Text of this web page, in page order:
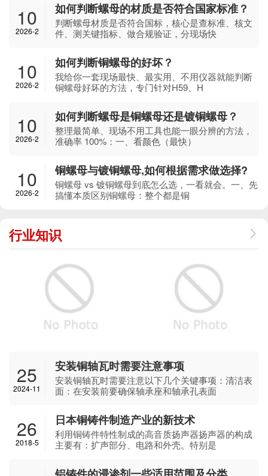
10
2026-2
如何判断螺母的材质是否符合国家标准？
判断螺母材质是否符合国标，核心是查标准、核文
件、测关键指标、做合规验证，分现场快
10
2026-2
如何判断铜螺母的好坏？
我给你一套现场最快、最实用、不用仪器就能判断
铜螺母好坏的方法，专门针对H59、H
10
2026-2
如何判断螺母是铜螺母还是镀铜螺母？
整理最简单、现场不用工具也能一眼分辨的方法，
准确率 100%：一、看颜色（最快）
10
2026-2
铜螺母与镀铜螺母,如何根据需求做选择?
铜螺母 vs 镀铜螺母到底怎么选，一看就会。一、先
搞懂本质区别铜螺母：整个都是铜
行业知识
25
2024-11
安装铜轴瓦时需要注意事项
安装铜轴瓦时需要注意以下几个关键事项：清洁表
面：在安装前要确保轴承座和轴承孔表面
26
2018-5
日本铜铸件制造产业的新技术
利用铜铸件特性制成的高音质扬声器扬声器的构成
主要有：扩声部分、电路和外壳。特别是